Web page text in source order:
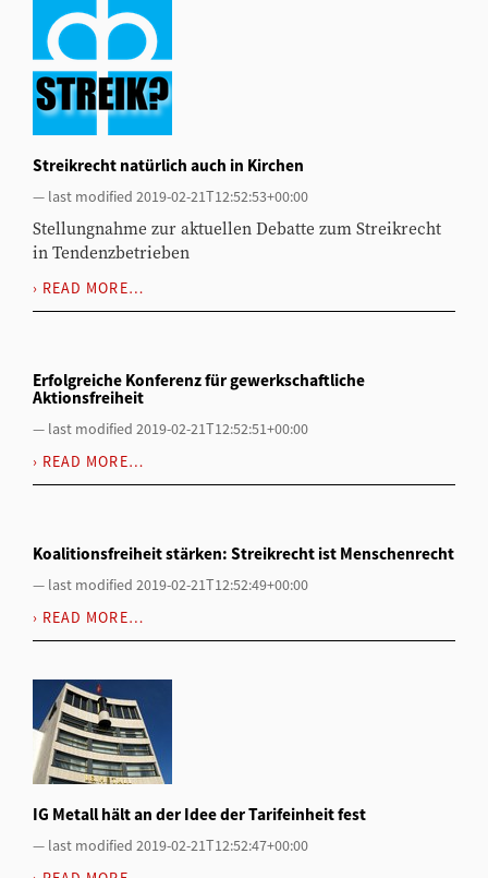
Streikrecht natürlich auch in Kirchen
— last modified 2019-02-21T12:52:53+00:00
Stellungnahme zur aktuellen Debatte zum Streikrecht
in Tendenzbetrieben
READ MORE…
Erfolgreiche Konferenz für gewerkschaftliche
Aktionsfreiheit
— last modified 2019-02-21T12:52:51+00:00
READ MORE…
Koalitionsfreiheit stärken: Streikrecht ist Menschenrecht
— last modified 2019-02-21T12:52:49+00:00
READ MORE…
IG Metall hält an der Idee der Tarifeinheit fest
— last modified 2019-02-21T12:52:47+00:00